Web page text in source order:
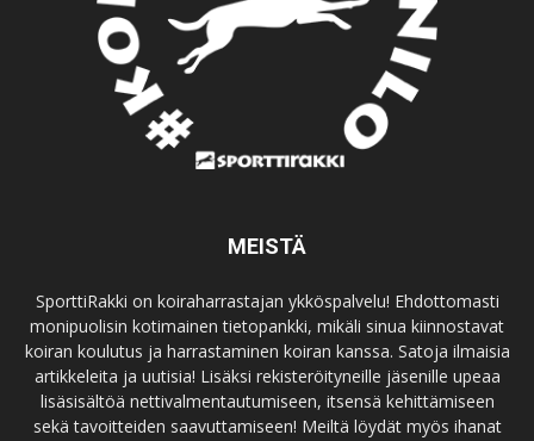
MEISTÄ
SporttiRakki on koiraharrastajan ykköspalvelu! Ehdottomasti
monipuolisin kotimainen tietopankki, mikäli sinua kiinnostavat
koiran koulutus ja harrastaminen koiran kanssa. Satoja ilmaisia
artikkeleita ja uutisia! Lisäksi rekisteröityneille jäsenille upeaa
lisäsisältöä nettivalmentautumiseen, itsensä kehittämiseen
sekä tavoitteiden saavuttamiseen! Meiltä löydät myös ihanat